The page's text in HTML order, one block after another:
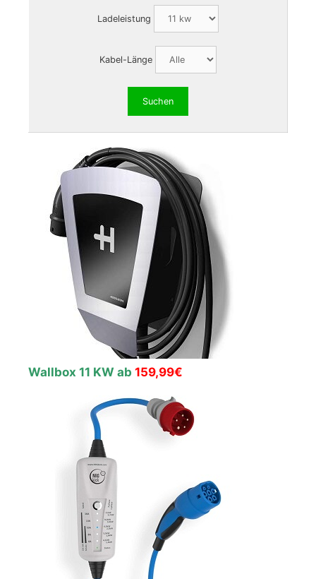
Ladeleistung
Kabel-Länge
Wallbox 11 KW ab 159,99€